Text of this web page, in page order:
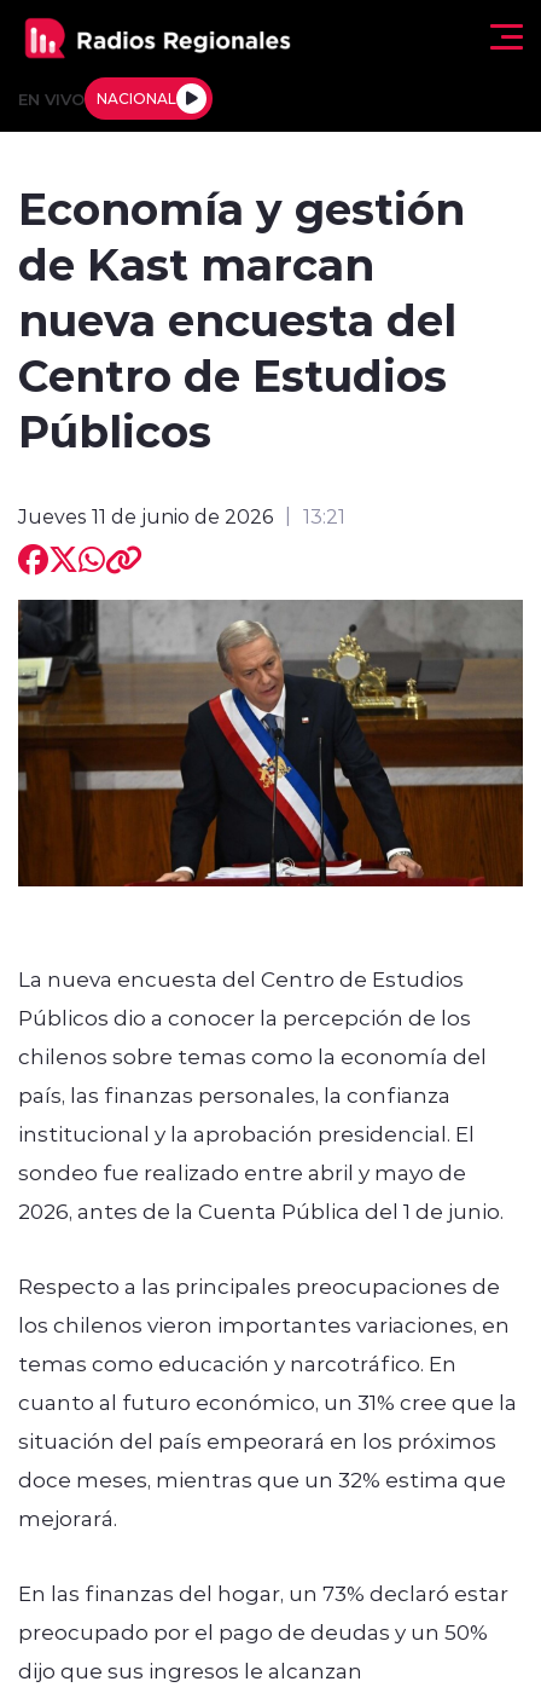
EN VIVO NACIONAL
Internacional
Entrevistas
modo claro
Economía y gestión
de Kast marcan
nueva encuesta del
Centro de Estudios
Públicos
Jueves 11 de junio de 2026 13:21
La nueva encuesta del Centro de Estudios
Públicos dio a conocer la percepción de los
chilenos sobre temas como la economía del
país, las finanzas personales, la confianza
institucional y la aprobación presidencial. El
sondeo fue realizado entre abril y mayo de
2026, antes de la Cuenta Pública del 1 de junio.
Respecto a las principales preocupaciones de
los chilenos vieron importantes variaciones, en
temas como educación y narcotráfico. En
cuanto al futuro económico, un 31% cree que la
situación del país empeorará en los próximos
doce meses, mientras que un 32% estima que
mejorará.
En las finanzas del hogar, un 73% declaró estar
preocupado por el pago de deudas y un 50%
dijo que sus ingresos le alcanzan